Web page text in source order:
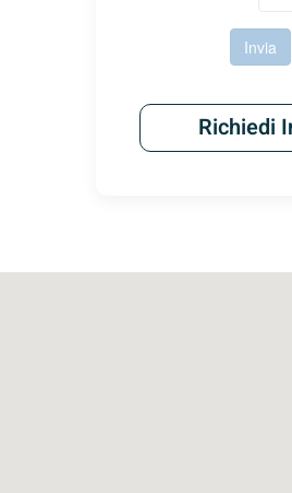
Invia
Richiedi